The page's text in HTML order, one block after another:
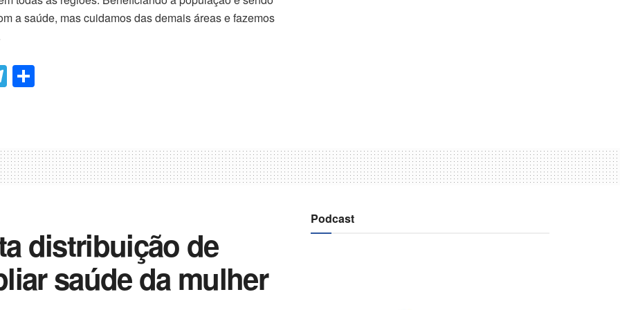
a saúde, mas cuidamos das demais áreas e fazemos
T
el
gr
a
m
p
ar
til
ar
distribuição de
saúde da mulher
Podcast